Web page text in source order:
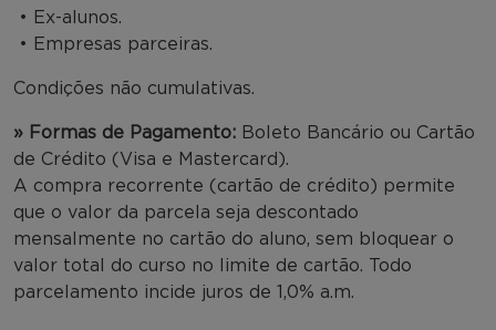
• Ex-alunos.
• Empresas parceiras.
Condições não cumulativas.
» Formas de Pagamento: Boleto Bancário ou Cartão
de Crédito (Visa e Mastercard).
A compra recorrente (cartão de crédito) permite
que o valor da parcela seja descontado
mensalmente no cartão do aluno, sem bloquear o
valor total do curso no limite de cartão. Todo
parcelamento incide juros de 1,0% a.m.